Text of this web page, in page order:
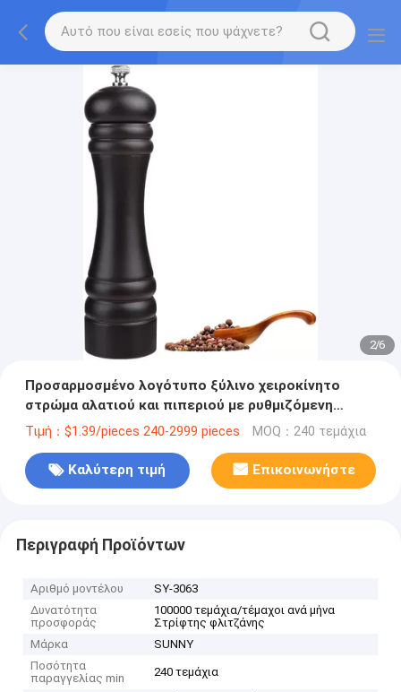
2/6
Προσαρμοσμένο λογότυπο ξύλινο χειροκίνητο
στρώμα αλατιού και πιπεριού με ρυθμιζόμενη
χοντρότητα
Τιμή：$1.39/pieces 240-2999 pieces MOQ：240 τεμάχια
Καλύτερη τιμή Επικοινωνήστε
Περιγραφή Προϊόντων
Αριθμό μοντέλου
SY-3063
Δυνατότητα
προσφοράς
100000 τεμάχια/τέμαχοι ανά μήνα
Στρίφτης φλιτζάνης
Μάρκα
SUNNY
Ποσότητα
παραγγελίας min
240 τεμάχια